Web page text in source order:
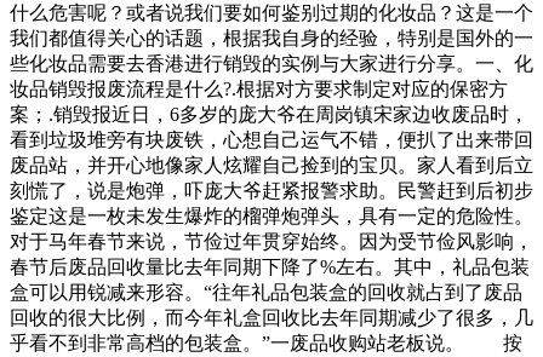
什么危害呢？或者说我们要如何鉴别过期的化妆品？这是一个
我们都值得关心的话题，根据我自身的经验，特别是国外的一
些化妆品需要去香港进行销毁的实例与大家进行分享。一、化
妆品销毁报废流程是什么?.根据对方要求制定对应的保密方
案；.销毁报近日，6多岁的庞大爷在周岗镇宋家边收废品时，
看到垃圾堆旁有块废铁，心想自己运气不错，便扒了出来带回
废品站，并开心地像家人炫耀自己捡到的宝贝。家人看到后立
刻慌了，说是炮弹，吓庞大爷赶紧报警求助。民警赶到后初步
鉴定这是一枚未发生爆炸的榴弹炮弹头，具有一定的危险性。
对于马年春节来说，节俭过年贯穿始终。因为受节俭风影响，
春节后废品回收量比去年同期下降了%左右。其中，礼品包装
盒可以用锐减来形容。“往年礼品包装盒的回收就占到了废品
回收的很大比例，而今年礼盒回收比去年同期减少了很多，几
乎看不到非常高档的包装盒。”一废品收购站老板说。 按